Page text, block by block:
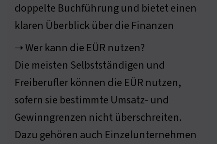
doppelte Buchführung und bietet einen
klaren Überblick über die Finanzen
➝ Wer kann die EÜR nutzen?
Die meisten Selbstständigen und
Freiberufler können die EÜR nutzen,
sofern sie bestimmte Umsatz- und
Gewinngrenzen nicht überschreiten.
Dazu gehören auch Einzelunternehmen